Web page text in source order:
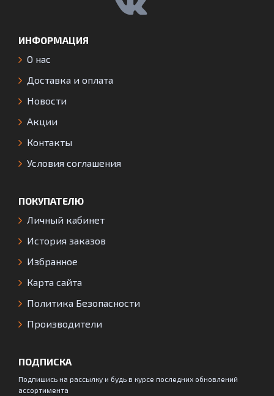
ИНФОРМАЦИЯ
О нас
Доставка и оплата
Новости
Акции
Контакты
Условия соглашения
ПОКУПАТЕЛЮ
Личный кабинет
История заказов
Избранное
Карта сайта
Политика Безопасности
Производители
ПОДПИСКА
Подпишись на рассылку и будь в курсе последних обновлений
ассортимента